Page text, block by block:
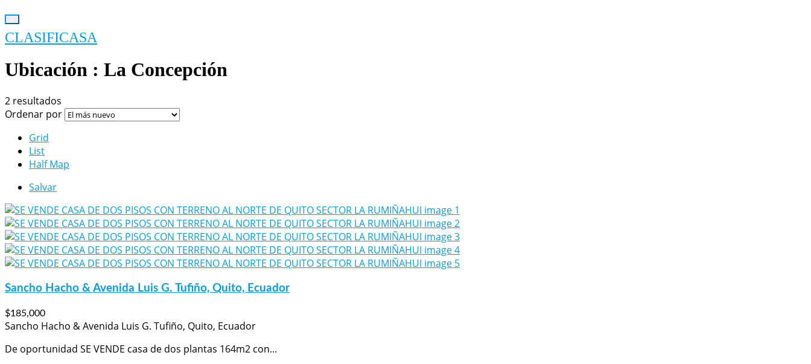
CLASIFICASA
Ubicación : La Concepción
2 resultados
Ordenar por
Grid
List
Half Map
Salvar
Sancho Hacho & Avenida Luis G. Tufiño, Quito, Ecuador
$185,000
Sancho Hacho & Avenida Luis G. Tufiño, Quito, Ecuador
De oportunidad SE VENDE casa de dos plantas 164m2 con...